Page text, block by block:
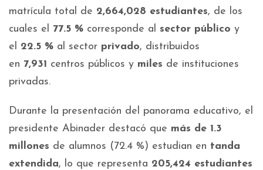
matrícula total de 2,664,028 estudiantes, de los
cuales el 77.5 % corresponde al sector público y
el 22.5 % al sector privado, distribuidos
en 7,931 centros públicos y miles de instituciones
privadas.
Durante la presentación del panorama educativo, el
presidente Abinader destacó que más de 1.3
millones de alumnos (72.4 %) estudian en tanda
extendida, lo que representa 205,424 estudiantes